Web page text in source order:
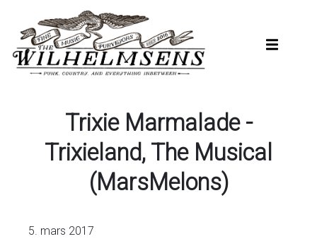
hovedinnhold
Trixie Marmalade -
Trixieland, The Musical
(MarsMelons)
5. mars 2017